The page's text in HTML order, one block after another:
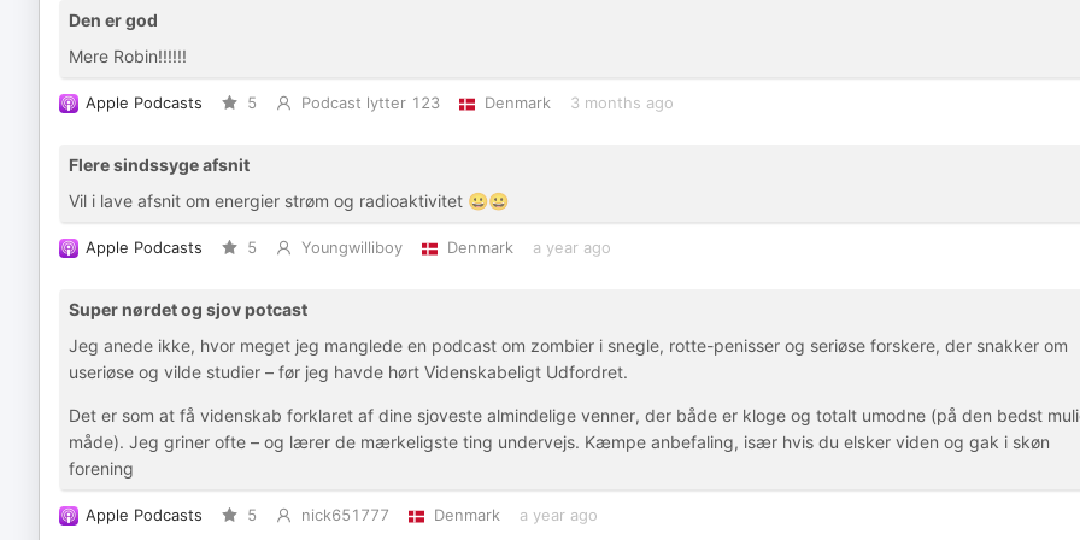
Den er god
Mere Robin!!!!!!
Apple Podcasts 5 Podcast lytter 123 Denmark 3 months ago
Flere sindssyge afsnit
Vil i lave afsnit om energier strøm og radioaktivitet 😀😀
Apple Podcasts 5 Youngwilliboy Denmark a year ago
Super nørdet og sjov potcast
Jeg anede ikke, hvor meget jeg manglede en podcast om zombier i snegle, rotte-penisser og seriøse forskere, der snakker om
useriøse og vilde studier – før jeg havde hørt Videnskabeligt Udfordret.
Det er som at få videnskab forklaret af dine sjoveste almindelige venner, der både er kloge og totalt umodne (på den bedst
måde). Jeg griner ofte – og lærer de mærkeligste ting undervejs. Kæmpe anbefaling, især hvis du elsker viden og gak i skøn
forening
Apple Podcasts 5 nick651777 Denmark a year ago